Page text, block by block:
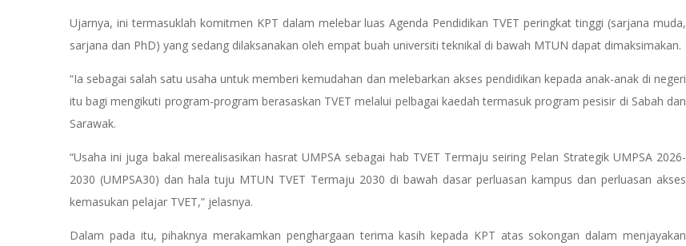
Ujarnya, ini termasuklah komitmen KPT dalam melebar luas Agenda Pendidikan TVET peringkat tinggi (sarjana muda,
sarjana dan PhD) yang sedang dilaksanakan oleh empat buah universiti teknikal di bawah MTUN dapat dimaksimakan.
“Ia sebagai salah satu usaha untuk memberi kemudahan dan melebarkan akses pendidikan kepada anak-anak di negeri
itu bagi mengikuti program-program berasaskan TVET melalui pelbagai kaedah termasuk program pesisir di Sabah dan
Sarawak.
“Usaha ini juga bakal merealisasikan hasrat UMPSA sebagai hab TVET Termaju seiring Pelan Strategik UMPSA 2026-
2030 (UMPSA30) dan hala tuju MTUN TVET Termaju 2030 di bawah dasar perluasan kampus dan perluasan akses
kemasukan pelajar TVET,” jelasnya.
Dalam pada itu, pihaknya merakamkan penghargaan terima kasih kepada KPT atas sokongan dalam menjayakan